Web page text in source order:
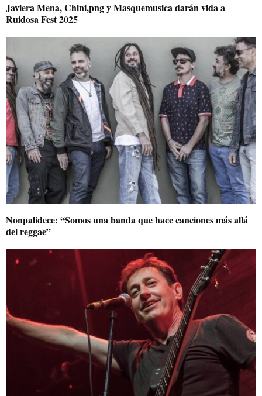
Javiera Mena, Chini,png y Masquemusica darán vida a
Ruidosa Fest 2025
Nonpalidece: “Somos una banda que hace canciones más allá
del reggae”